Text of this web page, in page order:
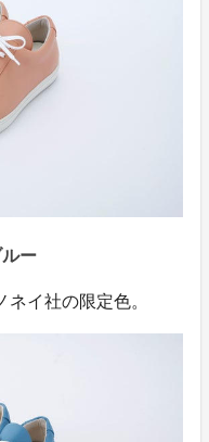
ー
イ社の限定色。